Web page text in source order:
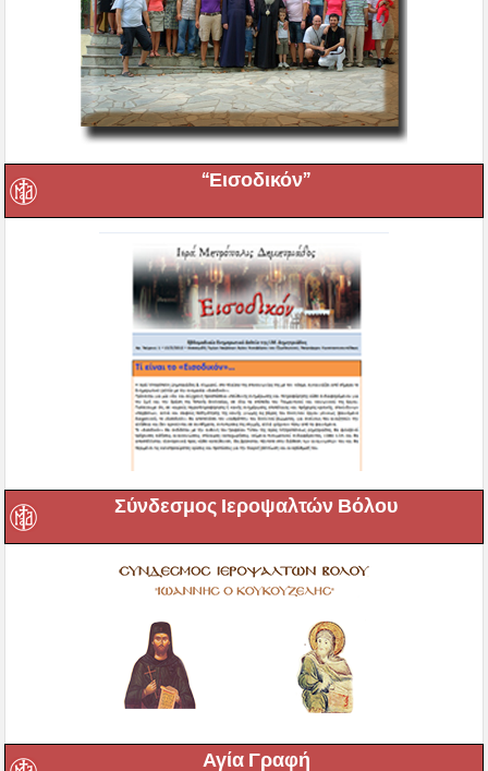
“Εισοδικόν”
Σύνδεσμος Ιεροψαλτών Βόλου
Αγία Γραφή